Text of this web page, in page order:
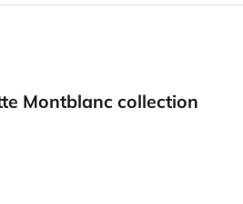
Montblanc collection